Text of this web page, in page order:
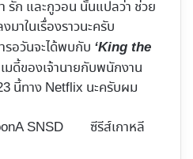
รัก และกูวอน นั้นแปลว่า ช่วย
าในเรื่องราวนะครับ
รอวันจะได้พบกับ ‘King the
มดี้ของเจ้านายกับพนักงาน
นี้ทาง Netflix นะครับผม
SNSD
ซีรีส์เกาหลี